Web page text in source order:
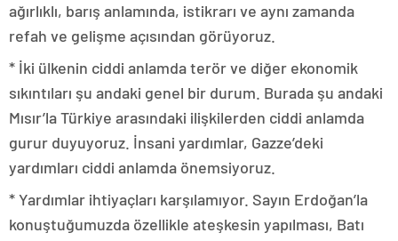
ağırlıklı, barış anlamında, istikrarı ve aynı zamanda
refah ve gelişme açısından görüyoruz.
* İki ülkenin ciddi anlamda terör ve diğer ekonomik
sıkıntıları şu andaki genel bir durum. Burada şu andaki
Mısır’la Türkiye arasındaki ilişkilerden ciddi anlamda
gurur duyuyoruz. İnsani yardımlar, Gazze’deki
yardımları ciddi anlamda önemsiyoruz.
* Yardımlar ihtiyaçları karşılamıyor. Sayın Erdoğan’la
konuştuğumuzda özellikle ateşkesin yapılması, Batı